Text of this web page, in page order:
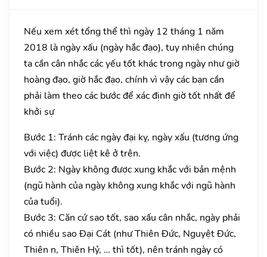
Nếu xem xét tổng thể thì ngày 12 tháng 1 năm
2018 là ngày xấu (ngày hắc đạo), tuy nhiên chúng
ta cần cân nhắc các yếu tốt khác trong ngày như giờ
hoàng đạo, giờ hắc đạo, chính vì vậy các bạn cần
phải làm theo các bước để xác định giờ tốt nhất để
khởi sự
Bước 1: Tránh các ngày đại kỵ, ngày xấu (tương ứng
với việc) được liệt kê ở trên.
Bước 2: Ngày không được xung khắc với bản mệnh
(ngũ hành của ngày không xung khắc với ngũ hành
của tuổi).
Bước 3: Căn cứ sao tốt, sao xấu cân nhắc, ngày phải
có nhiều sao Đại Cát (như Thiên Đức, Nguyệt Đức,
Thiên n, Thiên Hỷ, … thì tốt), nên tránh ngày có